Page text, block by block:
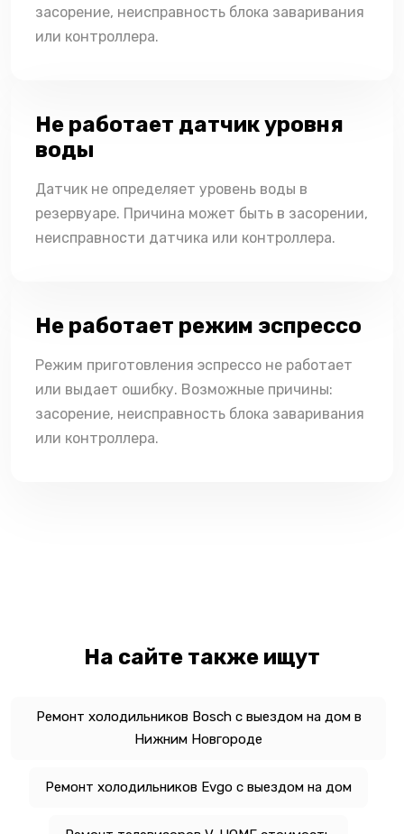
засорение, неисправность блока заваривания
или контроллера.
Не работает датчик уровня
воды
Датчик не определяет уровень воды в
резервуаре. Причина может быть в засорении,
неисправности датчика или контроллера.
Не работает режим эспрессо
Режим приготовления эспрессо не работает
или выдает ошибку. Возможные причины:
засорение, неисправность блока заваривания
или контроллера.
На сайте также ищут
Ремонт холодильников Bosch с выездом на дом в
Нижним Новгороде
Ремонт холодильников Evgo с выездом на дом